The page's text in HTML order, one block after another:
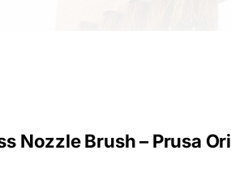
Nozzle Brush – Prusa